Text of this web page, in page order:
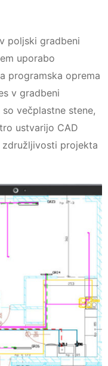
poljski gradbeni
uporabo
programska oprema
v gradbeni
večplastne stene,
ustvarijo CAD
projekta